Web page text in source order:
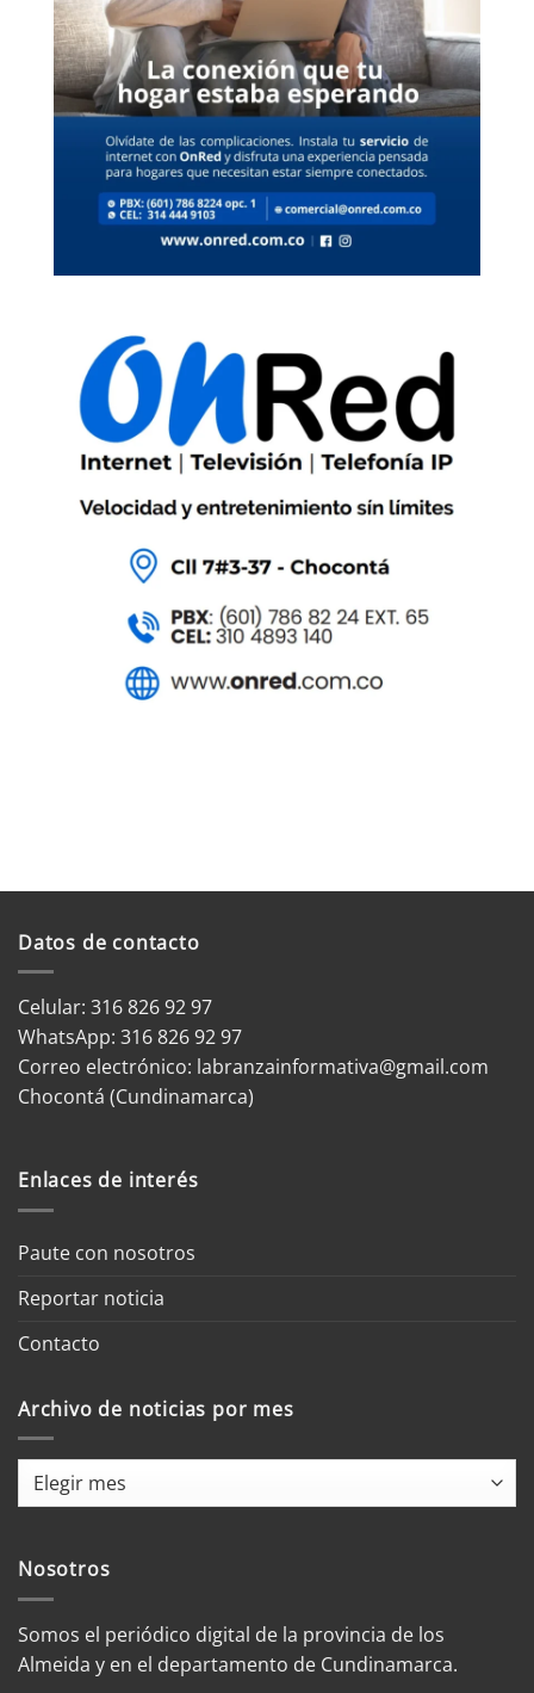
Datos de contacto
Celular: 316 826 92 97
WhatsApp: 316 826 92 97
Correo electrónico: labranzainformativa@gmail.com
Chocontá (Cundinamarca)
Enlaces de interés
Paute con nosotros
Reportar noticia
Contacto
Archivo de noticias por mes
Archivo
mes
Nosotros
Somos el periódico digital de la provincia de los
Almeida y en el departamento de Cundinamarca.